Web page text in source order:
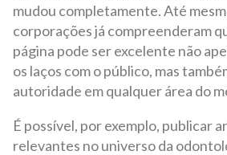
mudou completamente. Até
corporações já compreenderam
página pode ser excelente não
os laços com o público, mas
autoridade em qualquer área do
É possível, por exemplo, publicar
relevantes no universo da